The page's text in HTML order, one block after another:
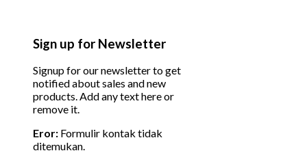
Sign up for Newsletter
Signup for our newsletter to get
notified about sales and new
products. Add any text here or
remove it.
Eror: Formulir kontak tidak
ditemukan.